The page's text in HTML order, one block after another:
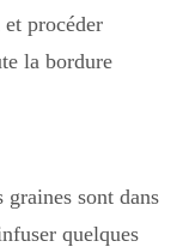
procéder
la bordure
graines sont dans
quelques